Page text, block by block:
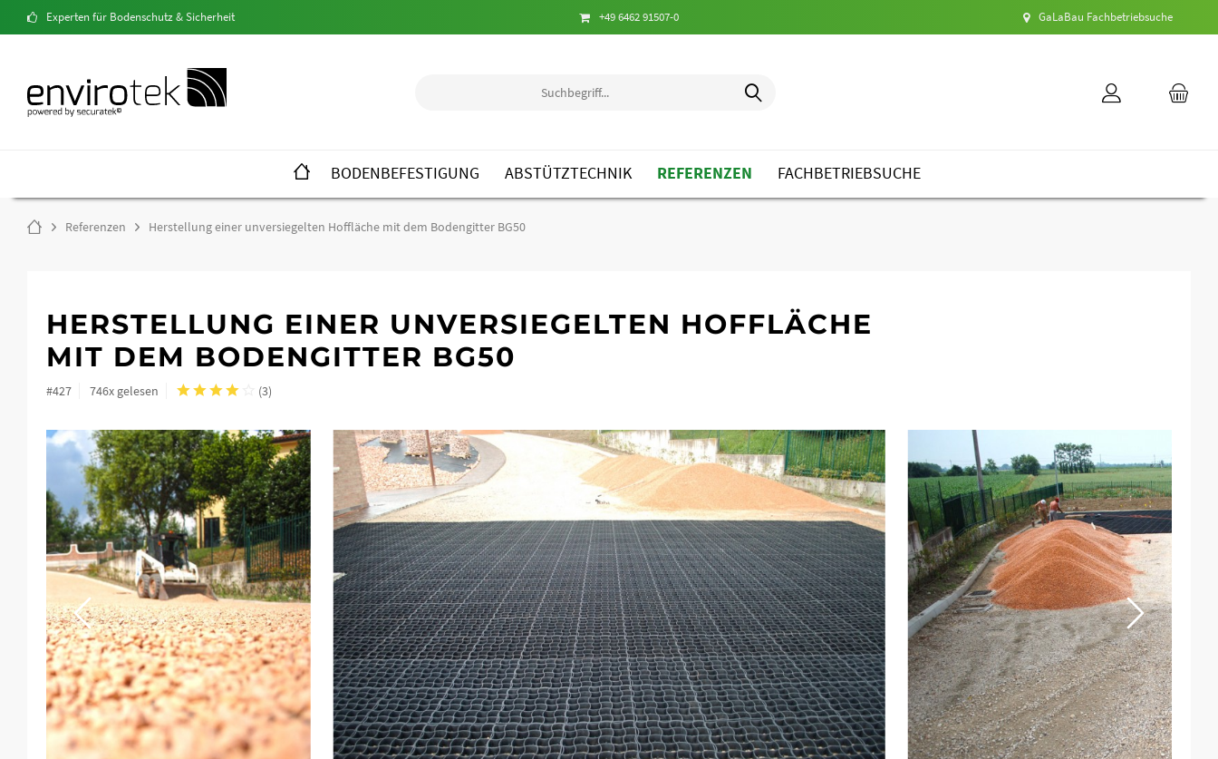
Experten für Bodenschutz & Sicherheit +49 6462 91507-0 GaLaBau Fachbetriebsuche
BODENBEFESTIGUNG ABSTÜTZTECHNIK REFERENZEN FACHBETRIEBSUCHE
Referenzen Herstellung einer unversiegelten Hoffläche mit dem Bodengitter BG50
HERSTELLUNG EINER UNVERSIEGELTEN HOFFLÄCHE
MIT DEM BODENGITTER BG50
#427 746x gelesen (3)